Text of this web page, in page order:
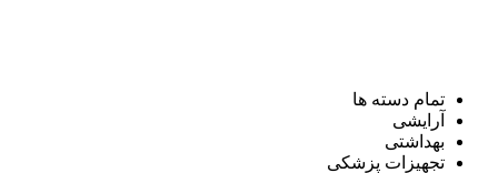
تمام دسته ها
آرایشی
بهداشتی
تجهیزات پزشکی